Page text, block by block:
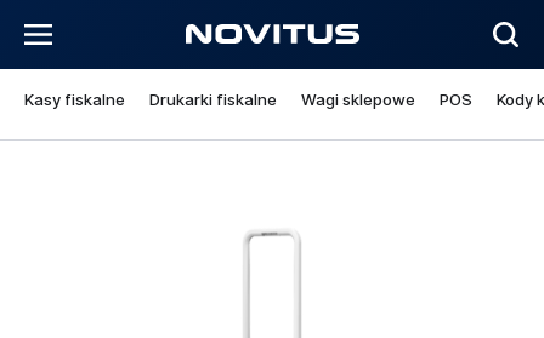
Kasy fiskalne Drukarki fiskalne Wagi sklepowe POS Kody